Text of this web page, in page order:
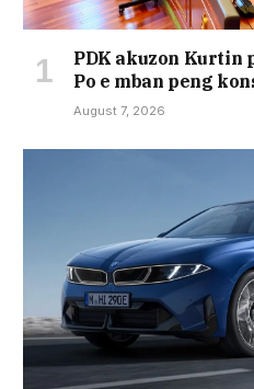
PDK akuzon Kurtin
Po e mban peng
August 7, 2026